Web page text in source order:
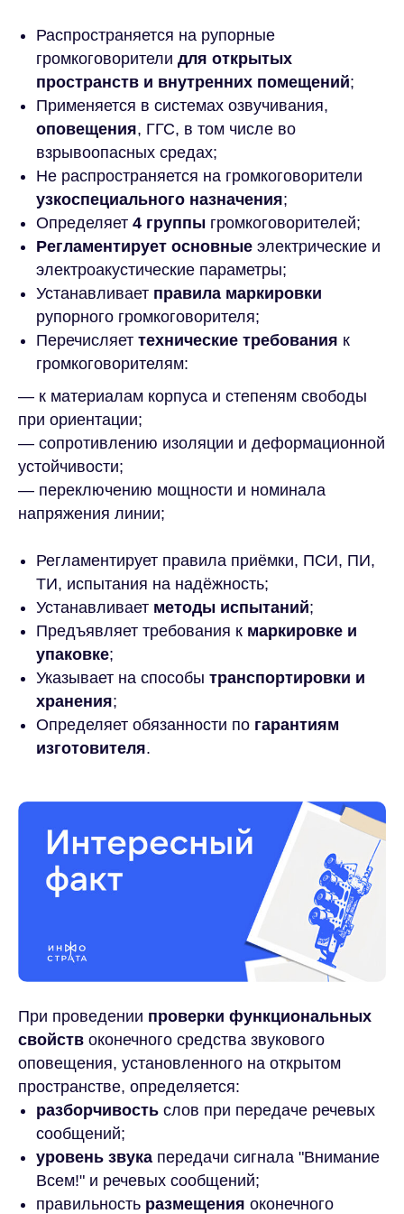
Распространяется на рупорные
громкоговорители для открытых
пространств и внутренних помещений;
Применяется в системах озвучивания,
оповещения, ГГС, в том числе во
взрывоопасных средах;
Не распространяется на громкоговорители
узкоспециального назначения;
Определяет 4 группы громкоговорителей;
Регламентирует основные электрические и
электроакустические параметры;
Устанавливает правила маркировки
рупорного громкоговорителя;
Перечисляет технические требования к
громкоговорителям:
— к материалам корпуса и степеням свободы
при ориентации;
— сопротивлению изоляции и деформационной
устойчивости;
— переключению мощности и номинала
напряжения линии;
Регламентирует правила приёмки, ПСИ, ПИ,
ТИ, испытания на надёжность;
Устанавливает методы испытаний;
Предъявляет требования к маркировке и
упаковке;
Указывает на способы транспортировки и
хранения;
Определяет обязанности по гарантиям
изготовителя.
При проведении проверки функциональных
свойств оконечного средства звукового
оповещения, установленного на открытом
пространстве, определяется:
разборчивость слов при передаче речевых
сообщений;
уровень звука передачи сигнала "Внимание
Всем!" и речевых сообщений;
правильность размещения оконечного